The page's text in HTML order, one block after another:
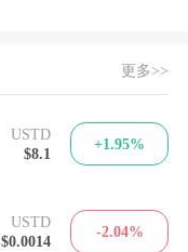
更多>>
USTD
$8.1
+1.95%
USTD
$0.0014
-2.04%